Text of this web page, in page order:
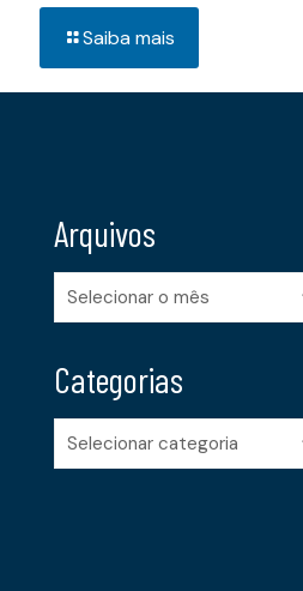
Saiba mais
Arquivos
Arquivos
Categorias
Categorias